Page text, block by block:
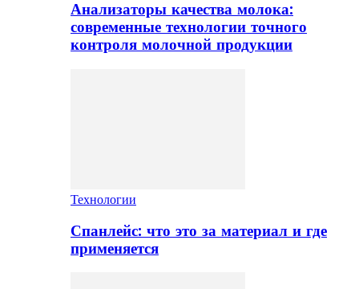
Анализаторы качества молока:
современные технологии точного
контроля молочной продукции
Технологии
Спанлейс: что это за материал и где
применяется